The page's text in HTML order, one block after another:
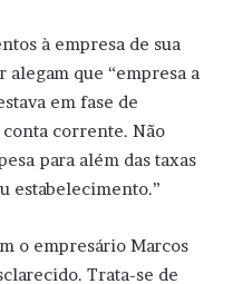
à empresa de sua
alegam que “empresa a
em fase de
corrente. Não
para além das taxas
estabelecimento.”
o empresário Marcos
Trata-se de